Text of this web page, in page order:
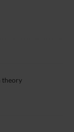
theory